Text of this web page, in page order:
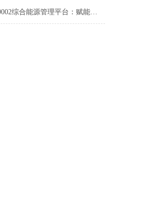
YC-9002综合能源管理平台：赋能绿色发展与高效运营的革新之举